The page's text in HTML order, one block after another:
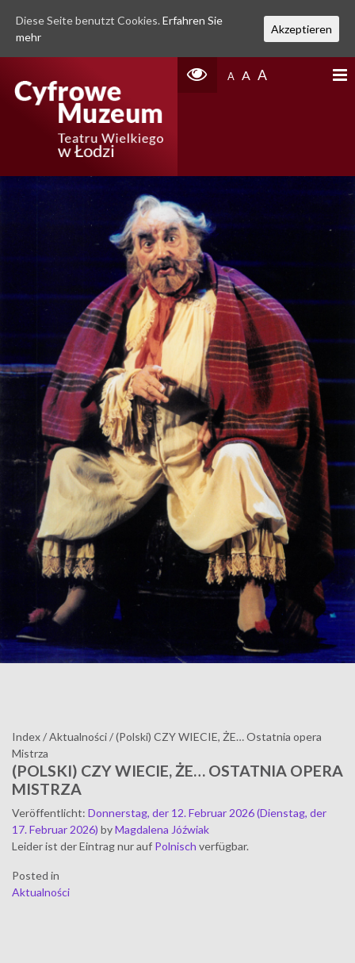
A A A
Index/Aktualności/(Polski) CZY WIECIE, ŻE… Ostatnia opera
Mistrza
(POLSKI) CZY WIECIE, ŻE… OSTATNIA OPERA
MISTRZA
Veröffentlicht: Donnerstag, der 12. Februar 2026(Dienstag, der
17. Februar 2026) byMagdalena Jóźwiak
Leider ist der Eintrag nur auf Polnisch verfügbar.
Posted in
Aktualności
Diese Seite benutzt Cookies. Erfahren Sie
mehr
Akzeptieren